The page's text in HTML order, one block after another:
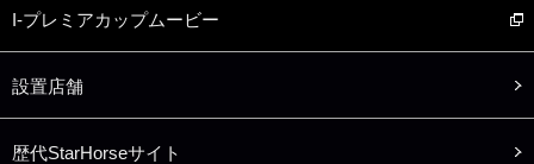
I-プレミアカップムービー
設置店舗
歴代StarHorseサイト